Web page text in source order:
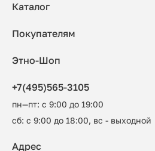
Каталог
Покупателям
Этно-Шоп
+7(495)565-3105
пн—пт: с 9:00 до 19:00
сб: с 9:00 до 18:00, вс - выходной
Адрес